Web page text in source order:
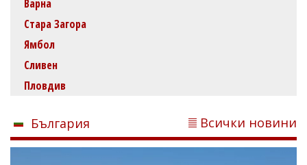
Варна
Стара Загора
Ямбол
Сливен
Пловдив
България Всички новини